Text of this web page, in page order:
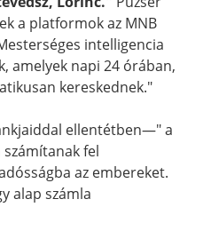
a platformok az MNB
intelligencia
amelyek napi 24 órában,
kereskednek."
ellentétben—" a
fel
az embereket.
alap számla